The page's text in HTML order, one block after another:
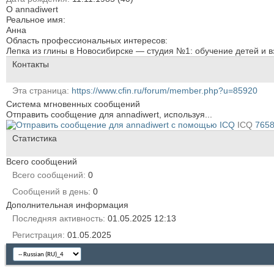
О annadiwert
Реальное имя:
Анна
Область профессиональных интересов:
Лепка из глины в Новосибирске — студия №1: обучение детей и
Контакты
Эта страница
https://www.cfin.ru/forum/member.php?u=85920
Система мгновенных сообщений
Отправить сообщение для annadiwert, используя...
ICQ
Статистика
Всего сообщений
Всего сообщений 0
Сообщений в день 0
Дополнительная информация
Последняя активность 01.05.2025 12:13
Регистрация 01.05.2025